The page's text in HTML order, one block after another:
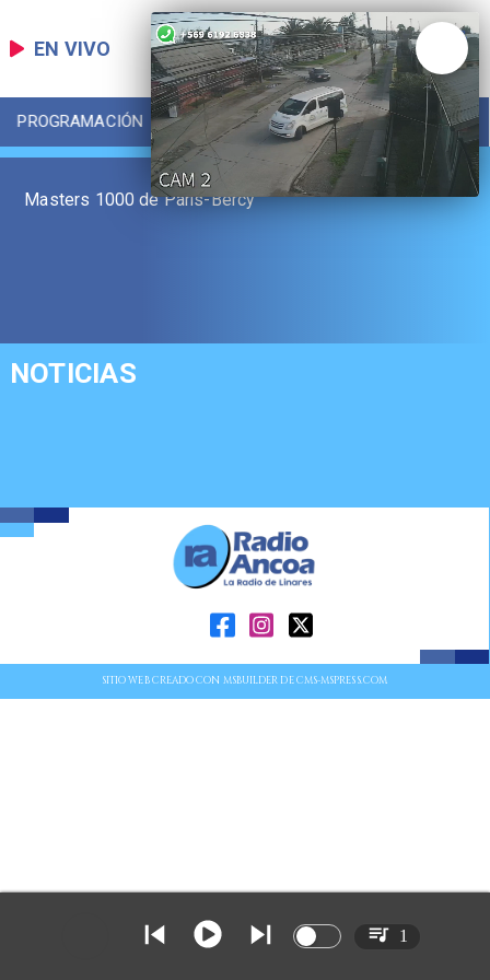
EN VIVO
PROGRAMACIÓN LOCAL DEPORTES
Masters 1000 de París-Bercy
NOTICIAS
SITIO WEB CREADO CON MSBUILDER DE CMS-MSPRESS.COM
1